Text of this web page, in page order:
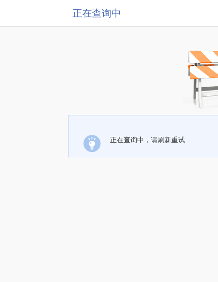
正在查询中
正在查询中，请刷新重试